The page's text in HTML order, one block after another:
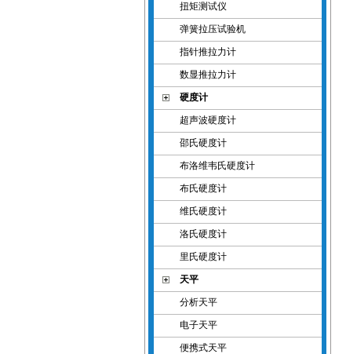
扭矩测试仪
弹簧拉压试验机
指针推拉力计
数显推拉力计
硬度计
超声波硬度计
邵氏硬度计
布洛维韦氏硬度计
布氏硬度计
维氏硬度计
洛氏硬度计
里氏硬度计
天平
分析天平
电子天平
便携式天平